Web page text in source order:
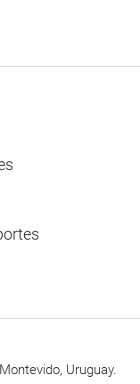
Uruguay.